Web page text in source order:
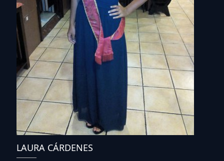
LAURA CÁRDENES